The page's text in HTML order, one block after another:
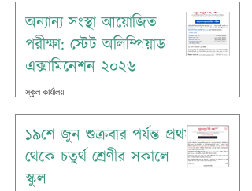
অন্যান্য সংস্থা আয়োজিত
পরীক্ষা: স্টেট অলিম্পিয়াড
এক্সামিনেশন ২০২৬
স্কুল কার্যালয়
১৯শে জুন শুক্রবার পর্যন্ত প্রথম
থেকে চতুর্থ শ্রেণীর সকালে
স্কুল